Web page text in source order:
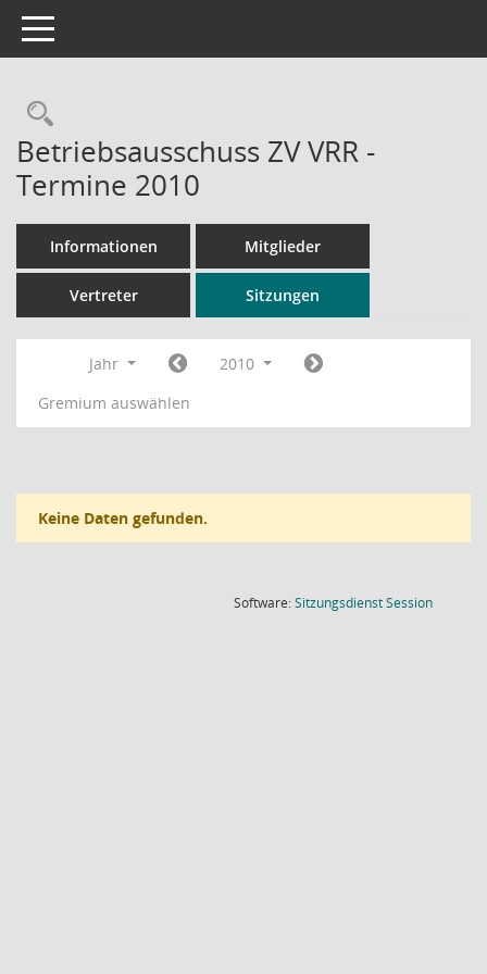
Toggle navigation
Rechercheauswahl
Betriebsausschuss ZV VRR -
Termine 2010
Informationen Mitglieder
Vertreter Sitzungen
Jahr
2010
Gremium auswählen
Keine Daten gefunden.
Software:SitzungsdienstSession(Wird in